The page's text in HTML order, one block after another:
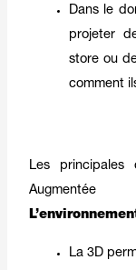
Dans le
projeter
store ou
comment
Les
Augmentée
La 3D